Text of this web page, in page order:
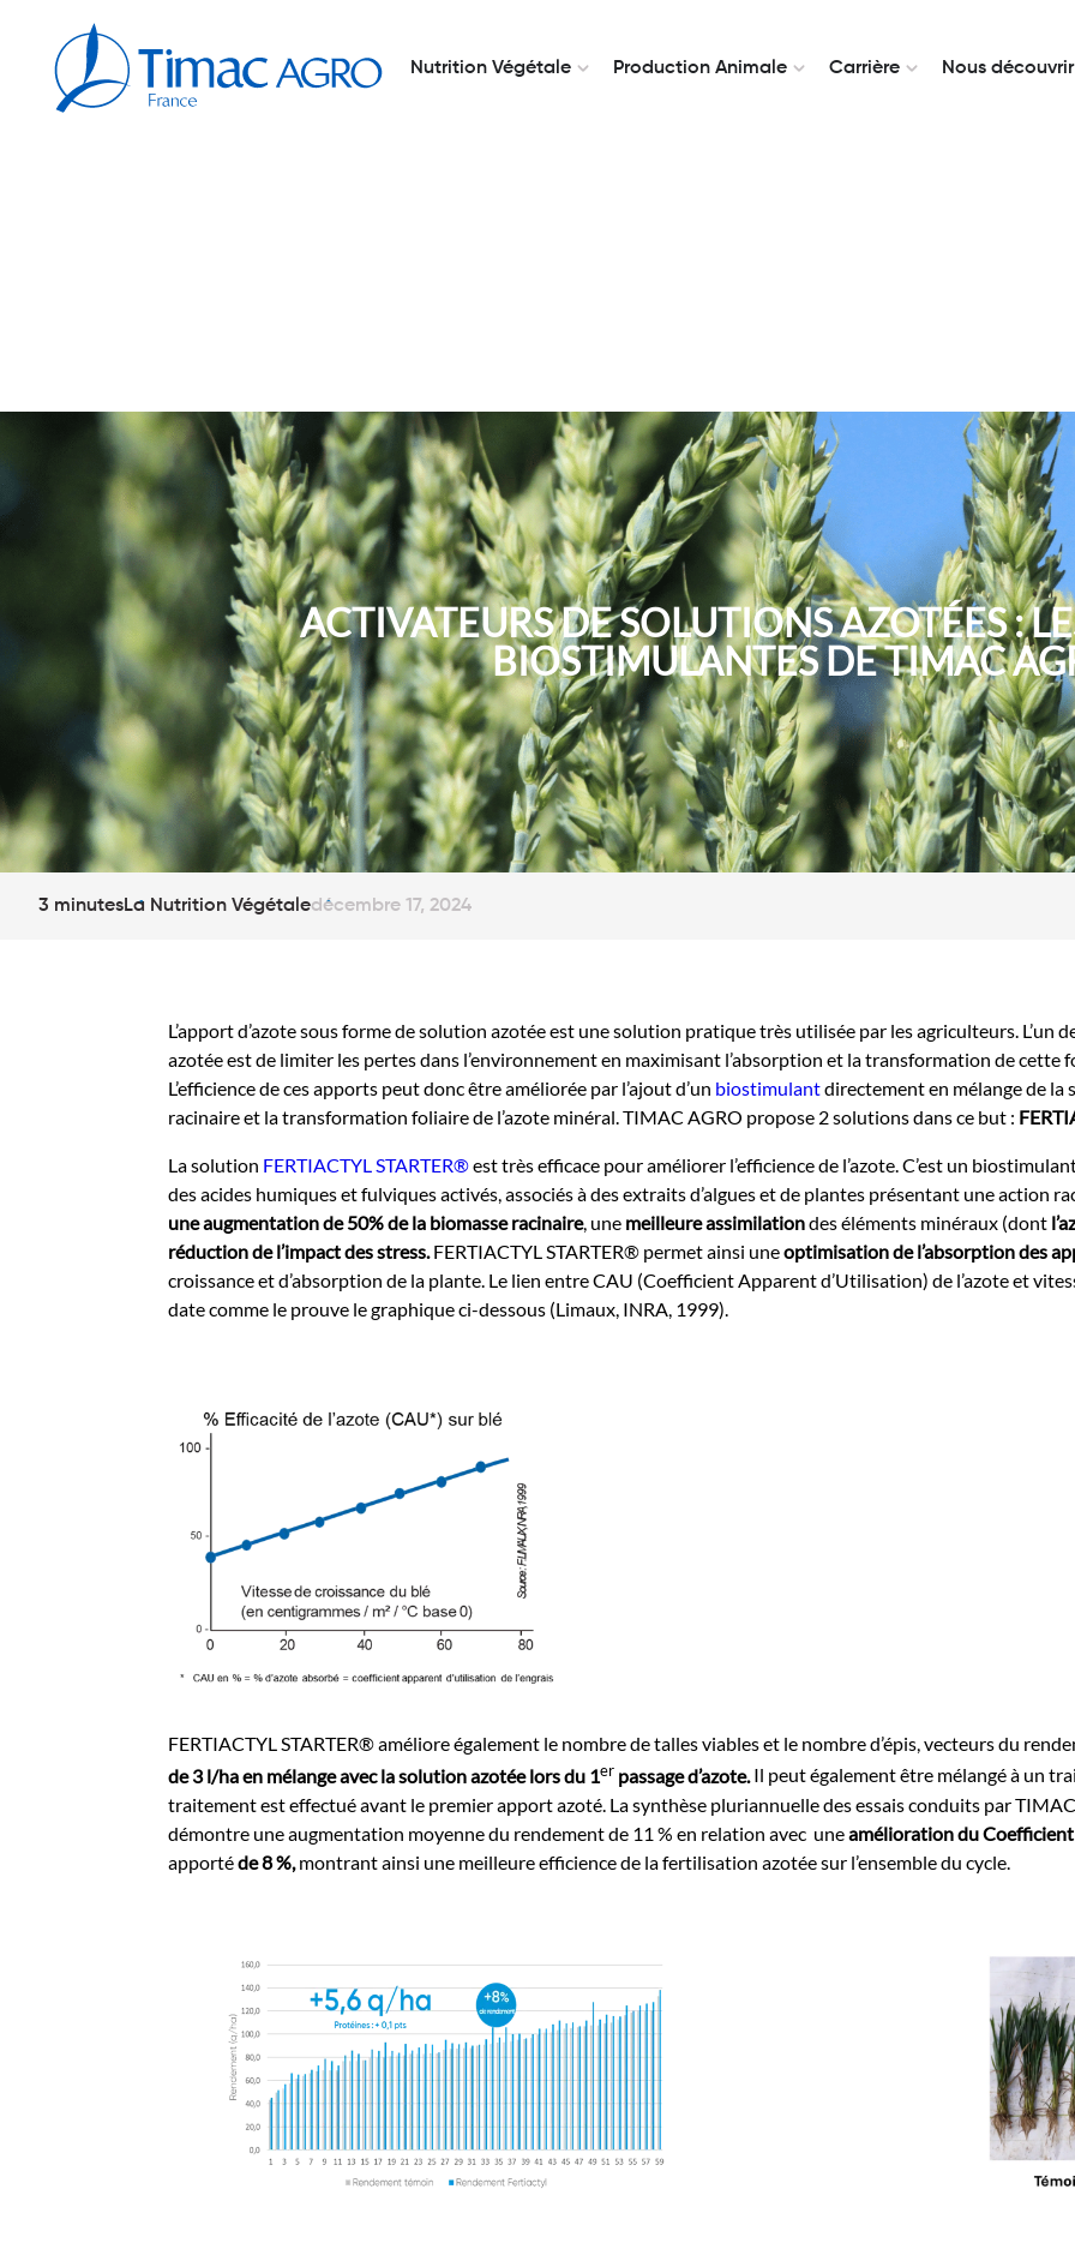
Nutrition Végétale Production Animale Carrière Nous découvrir
ACTIVATEURS DE SOLUTIONS AZOTÉES :
BIOSTIMULANTES DE TIMAC
3 minutesLa Nutrition Végétaledécembre 17, 2024
L’apport d’azote sous forme de solution azotée est une solution pratique très utilisée par les agriculteurs. L’un
azotée est de limiter les pertes dans l’environnement en maximisant l’absorption et la transformation de cette
L’efficience de ces apports peut donc être améliorée par l’ajout d’un biostimulantdirectement en mélange de la
racinaire et la transformation foliaire de l’azote minéral. TIMAC AGRO propose 2 solutions dans ce but :
La solution FERTIACTYL STARTER®est très efficace pour améliorer l’efficience de l’azote. C’est un
des acides humiques et fulviques activés, associés à des extraits d’algues et de plantes présentant une action
une augmentation de 50% de la biomasse racinaire, une meilleure assimilationdes éléments minéraux (dont
réduction de l’impact des stress.FERTIACTYL STARTER® permet ainsi uneoptimisation de l’absorption des
croissance et d’absorption de la plante. Le lien entre CAU (Coefficient Apparent d’Utilisation) de l’azote et
date comme le prouve le graphique ci-dessous (Limaux, INRA, 1999).
FERTIACTYL STARTER® améliore également le nombre de talles viables et le nombre d’épis, vecteurs du
de 3 l/ha en mélange avec la solution azotée lors du 1erpassage d’azote. Il peut également être mélangé à un
traitement est effectué avant le premier apport azoté. La synthèse pluriannuelle des essais conduits par
démontre une augmentation moyenne du rendement de 11 % en relation avec uneamélioration du
apportéde 8 %,montrant ainsi une meilleure efficience de la fertilisation azotée sur l’ensemble du cycle.